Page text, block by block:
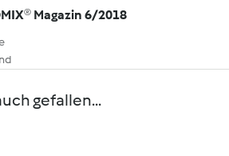
Magazin 6/2018
gefallen...